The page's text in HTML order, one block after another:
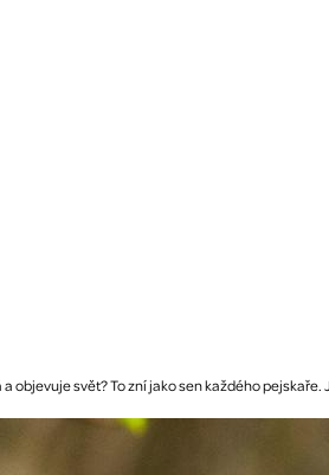
objevuje svět? To zní jako sen každého